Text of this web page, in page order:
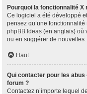
Pourquoi la fonctionnalité X
Ce logiciel a été développé
pensez qu’une
phpBB Ideas (en anglais) où
ou en suggérer de nouvelles.
Haut
Qui contacter pour les
forum ?
Contactez n’importe lequel